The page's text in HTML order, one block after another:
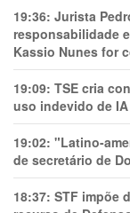
19:36: Jurista
responsabilidade
Kassio Nunes for
19:09: TSE cria
uso indevido de
19:02: "Latino-
de secretário de
18:37: STF impõe